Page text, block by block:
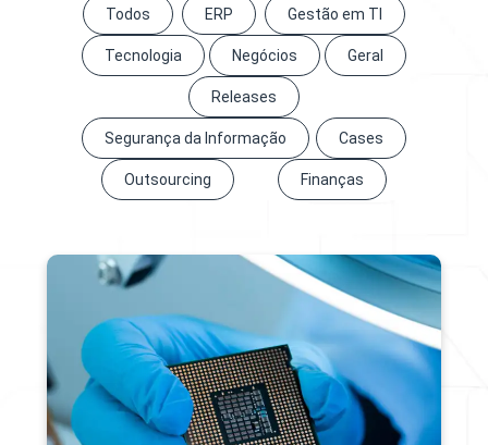
Todos ERP Gestão em TI
Tecnologia Negócios Geral
Releases
Segurança da Informação Cases
Outsourcing Finanças